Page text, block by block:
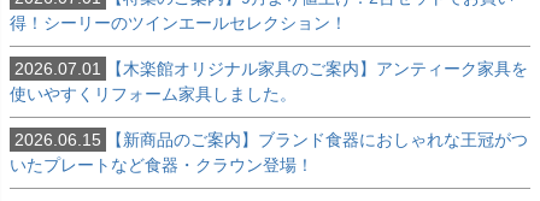
得！シーリーのツインエールセレクション！
2026.07.01
【木楽館オリジナル家具のご案内】アンティーク家具を
使いやすくリフォーム家具しました。
2026.06.15
【新商品のご案内】ブランド食器におしゃれな王冠がつ
いたプレートなど食器・クラウン登場！